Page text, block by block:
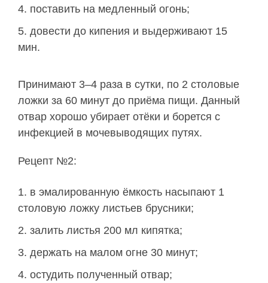
поставить на медленный огонь;
довести до кипения и выдерживают 15
мин.
Принимают 3–4 раза в сутки, по 2 столовые
ложки за 60 минут до приёма пищи. Данный
отвар хорошо убирает отёки и борется с
инфекцией в мочевыводящих путях.
Рецепт №2:
в эмалированную ёмкость насыпают 1
столовую ложку листьев брусники;
залить листья 200 мл кипятка;
держать на малом огне 30 минут;
остудить полученный отвар;